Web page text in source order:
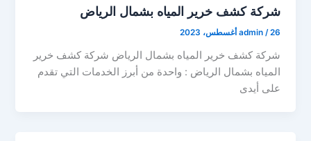
شركة كشف خرير المياه بشمال الرياض
admin /26 أغسطس، 2023
شركة كشف خرير المياه بشمال الرياض شركة كشف خرير
المياه بشمال الرياض : واحدة من أبرز الخدمات التي تقدم
على أيدى